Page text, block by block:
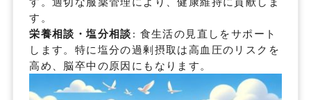
す。
栄養相談・塩分相談 : 食生活の見直しをサポート
します。特に塩分の過剰摂取は高血圧のリスクを
高め、脳卒中の原因にもなります。